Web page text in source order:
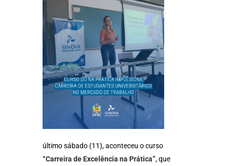
último sábado (11), aconteceu o curso
“Carreira de Excelência na Prática”, que